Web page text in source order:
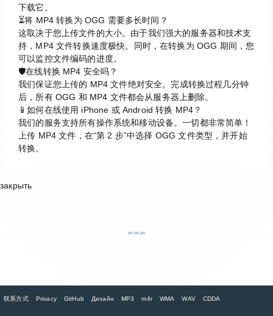
下载它。
⏳将 MP4 转换为 OGG 需要多长时间？
这取决于您上传文件的大小。由于我们强大的服务器和技术支
持，MP4 文件转换速度极快。同时，在转换为 OGG 期间，您
可以监控文件编码的进度。
🛡️在线转换 MP4 安全吗？
我们保证您上传的 MP4 文件绝对安全。完成转换过程几分钟
后，所有 OGG 和 MP4 文件都会从服务器上删除。
📱如何在线使用 iPhone 或 Android 转换 MP4？
我们的服务支持所有操作系统和移动设备。一切都非常简单！
上传 MP4 文件，在“第 2 步”中选择 OGG 文件类型，并开始
转换。
закрыть
联系方式 Privacy GitHub Дизайн MP3 m4r WMA WAV CDDA